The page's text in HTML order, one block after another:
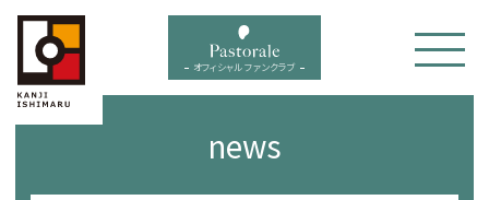
menu オフィシャル ファンクラブ
news